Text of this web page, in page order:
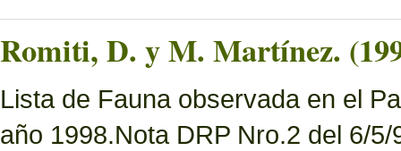
Romiti, D. y M. Martínez.
Lista de Fauna observada en el
año 1998.Nota DRP Nro.2 del 6/5/